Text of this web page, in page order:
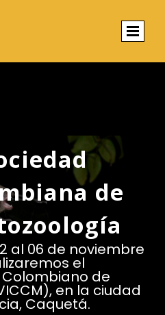
de
al 06 de noviembre
el
de
en la ciudad
Caquetá.